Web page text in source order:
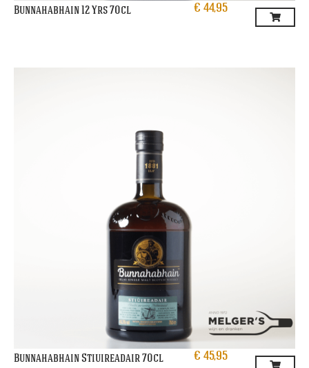
Bunnahabhain 12 Yrs 70cl € 44,95
Bunnahabhain Stiuireadair 70cl € 45,95